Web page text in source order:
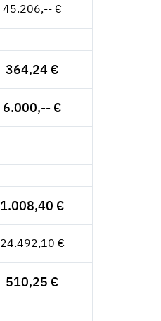
45.206,-- €
364,24 €
6.000,-- €
1.008,40 €
24.492,10 €
510,25 €